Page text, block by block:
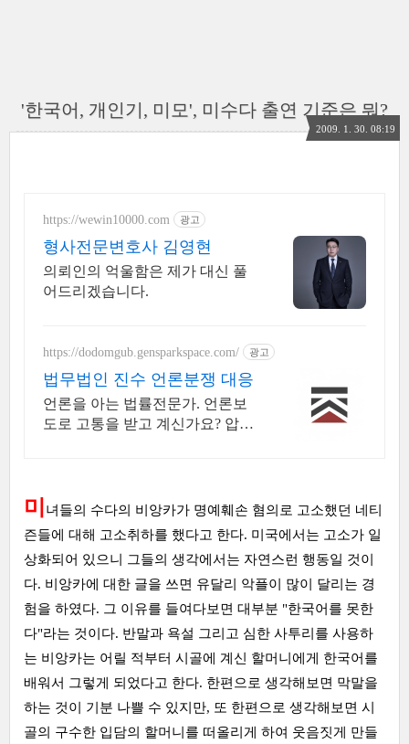
'한국어, 개인기, 미모', 미수다 출연 기준은 뭐?
2009. 1. 30. 08:19
https://wewin10000.com 광고
형사전문변호사 김영현
의뢰인의 억울함은 제가 대신 풀
어드리겠습니다.
https://dodomgub.gensparkspace.com/ 광고
법무법인 진수 언론분쟁 대응
언론을 아는 법률전문가. 언론보
도로 고통을 받고 계신가요? 압도
미
녀들의 수다의 비앙카가 명예훼손 혐의로 고소했던 네티
즌들에 대해 고소취하를 했다고 한다. 미국에서는 고소가 일
상화되어 있으니 그들의 생각에서는 자연스런 행동일 것이
다. 비앙카에 대한 글을 쓰면 유달리 악플이 많이 달리는 경
험을 하였다. 그 이유를 들여다보면 대부분 "한국어를 못한
다"라는 것이다. 반말과 욕설 그리고 심한 사투리를 사용하
는 비앙카는 어릴 적부터 시골에 계신 할머니에게 한국어를
배워서 그렇게 되었다고 한다. 한편으로 생각해보면 막말을
하는 것이 기분 나쁠 수 있지만, 또 한편으로 생각해보면 시
골의 구수한 입담의 할머니를 떠올리게 하여 웃음짓게 만들